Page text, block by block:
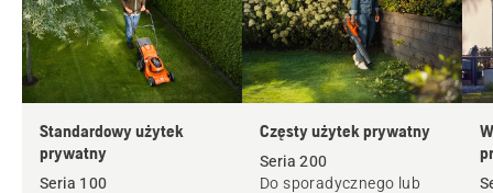
Standardowy użytek
prywatny
Seria 100
Częsty użytek prywatny
Seria 200
Do sporadycznego lub